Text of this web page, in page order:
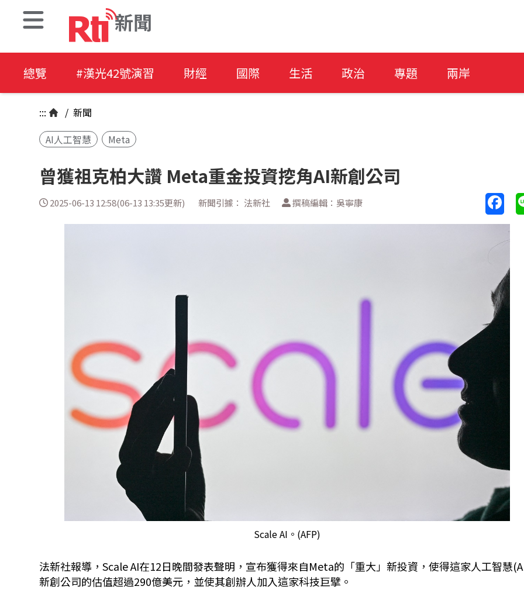
新聞
總覽 #漢光42號演習 財經 國際 生活 政治 專題 兩岸
::: / 新聞
AI人工智慧
Meta
曾獲祖克柏大讚 Meta重金投資挖角AI新創公司
2025-06-13 12:58(06-13 13:35更新) 新聞引據： 法新社 撰稿編輯：吳寧康
Scale AI。(AFP)
法新社報導，Scale AI在12日晚間發表聲明，宣布獲得來自Meta的「重大」新投資，使得這家人工智慧
新創公司的估值超過290億美元，並使其創辦人加入這家科技巨擘。